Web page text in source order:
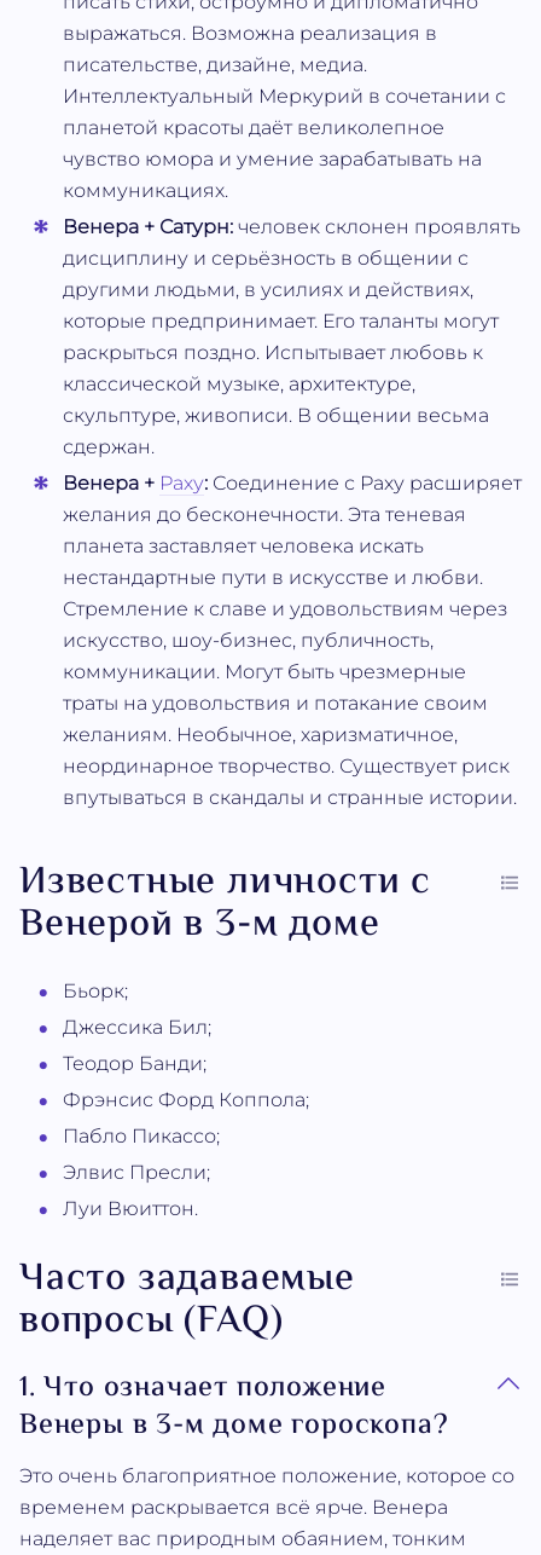
выражаться. Возможна реализация в
писательстве, дизайне, медиа.
Интеллектуальный Меркурий в сочетании с
планетой красоты даёт великолепное
чувство юмора и умение зарабатывать на
коммуникациях.
Венера + Сатурн: человек склонен проявлять
дисциплину и серьёзность в общении с
другими людьми, в усилиях и действиях,
которые предпринимает. Его таланты могут
раскрыться поздно. Испытывает любовь к
классической музыке, архитектуре,
скульптуре, живописи. В общении весьма
сдержан.
Венера + Раху: Соединение с Раху расширяет
желания до бесконечности. Эта теневая
планета заставляет человека искать
нестандартные пути в искусстве и любви.
Стремление к славе и удовольствиям через
искусство, шоу-бизнес, публичность,
коммуникации. Могут быть чрезмерные
траты на удовольствия и потакание своим
желаниям. Необычное, харизматичное,
неординарное творчество. Существует риск
впутываться в скандалы и странные истории.
Известные личности с
Венерой в 3-м доме
Бьорк;
Джессика Бил;
Теодор Банди;
Фрэнсис Форд Коппола;
Пабло Пикассо;
Элвис Пресли;
Луи Вюиттон.
Часто задаваемые
вопросы (FAQ)
1. Что означает положение
Венеры в 3-м доме гороскопа?
Это очень благоприятное положение, которое со
временем раскрывается всё ярче. Венера
наделяет вас природным обаянием, тонким